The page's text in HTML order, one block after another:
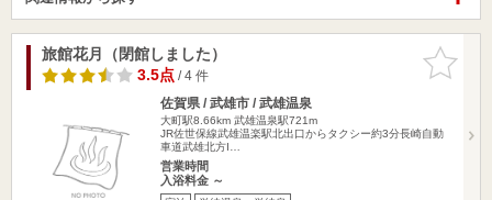
お気に入
りに追加
旅館花月（閉館しました）
3.5点/ 4 件
佐賀県 / 武雄市 / 武雄温泉
大町駅8.66km 武雄温泉駅721m
JR佐世保線武雄温楽駅北出口からタクシー約3分長崎自動
車道武雄北方I…
営業時間
入浴料金 ～